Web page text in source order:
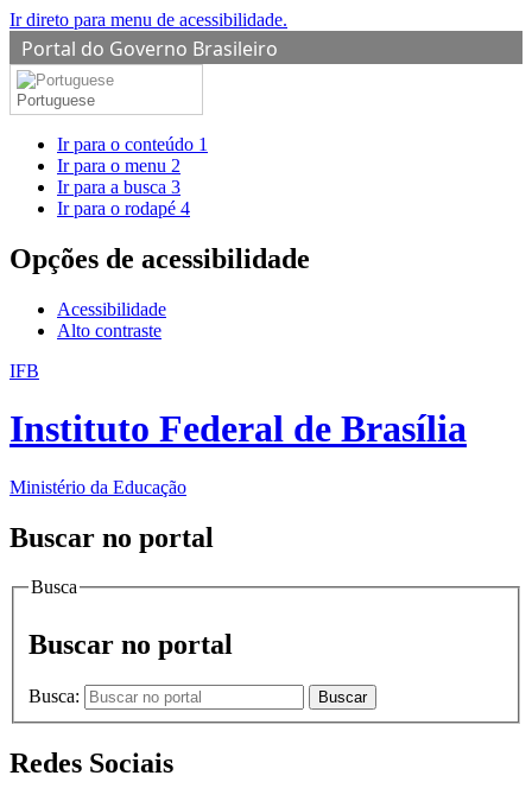
Ir direto para menu de acessibilidade.
Portal do Governo Brasileiro
Portuguese
Ir para o conteúdo 1
Ir para o menu 2
Ir para a busca 3
Ir para o rodapé 4
Opções de acessibilidade
Acessibilidade
Alto contraste
IFB
Instituto Federal de Brasília
Ministério da Educação
Buscar no portal
Busca
Buscar no portal
Busca: Buscar
Redes Sociais